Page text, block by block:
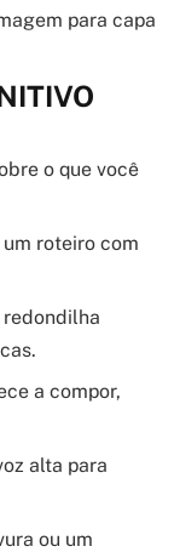
para capa
o que você
um roteiro com
redondilha
a compor,
alta para
ou um